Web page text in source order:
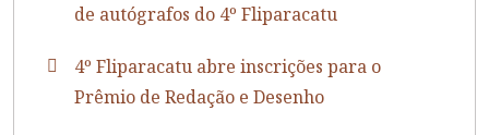
de autógrafos do 4º Fliparacatu
4º Fliparacatu abre inscrições para o
Prêmio de Redação e Desenho